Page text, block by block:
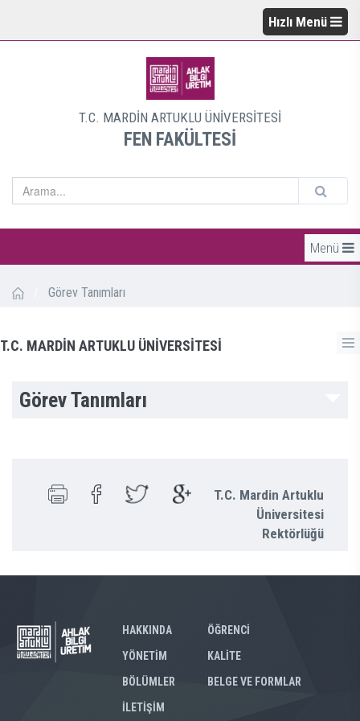
Hızlı Menü
T.C. MARDİN ARTUKLU ÜNİVERSİTESİ
FEN FAKÜLTESİ
Menü
Görev Tanımları
T.C. MARDİN ARTUKLU ÜNİVERSİTESİ
Görev Tanımları
T.C. Mardin Artuklu
Üniversitesi
Rektörlüğü
HAKKINDA
YÖNETİM
BÖLÜMLER
ÖĞRENCİ
KALİTE
BELGE VE FORMLAR
İLETİŞİM